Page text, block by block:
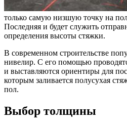
только самую низшую точку на
Последняя и будет служить
определения высоты стяжки.
В современном строительстве
нивелир. С его помощью
и выставляются ориентиры для
которым заливается полусухая
пол.
Выбор толщины